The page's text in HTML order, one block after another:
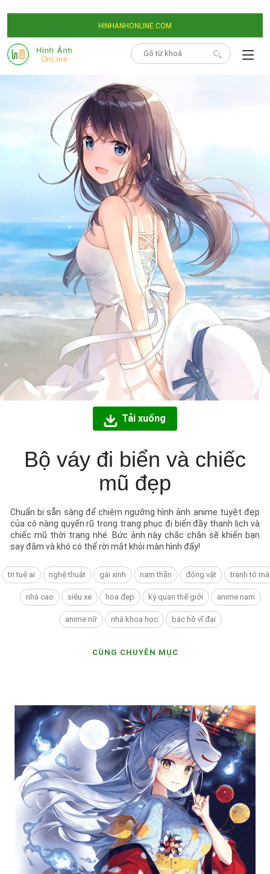
Tải xuống
Bộ váy đi biển và chiếc
mũ đẹp
Chuẩn bị sẵn sàng để chiêm ngưỡng hình ảnh anime tuyệt đẹp
của cô nàng quyến rũ trong trang phục đi biển đầy thanh lịch và
chiếc mũ thời trang nhé. Bức ảnh này chắc chắn sẽ khiến bạn
say đắm và khó có thể rời mắt khỏi màn hình đấy!
tri tuệ ai nghệ thuật gái xinh nam thần động vật tranh tô
nhà cao siêu xe hoa đẹp kỳ quan thế giới anime nam
anime nữ nhà khoa học bác hồ vĩ đại
CÙNG CHUYÊN MỤC